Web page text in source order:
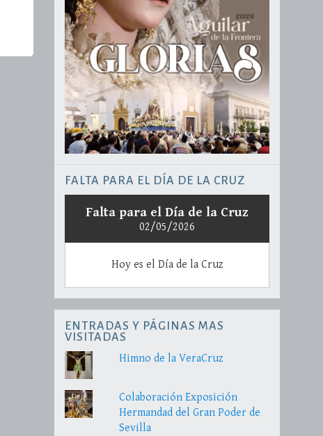
FALTA PARA EL DÍA DE LA CRUZ
Falta para el Día de la Cruz
02/05/2026
Hoy es el Día de la Cruz
ENTRADAS Y PÁGINAS MAS
VISITADAS
Himno de la VeraCruz
Colaboración Exposición
Hermandad del Gran Poder de
Sevilla